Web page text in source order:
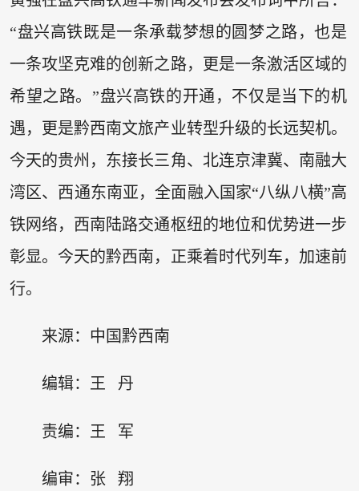
“盘兴高铁既是一条承载梦想的圆梦之路，也是
一条攻坚克难的创新之路，更是一条激活区域的
希望之路。”盘兴高铁的开通，不仅是当下的机
遇，更是黔西南文旅产业转型升级的长远契机。
今天的贵州，东接长三角、北连京津冀、南融大
湾区、西通东南亚，全面融入国家“八纵八横”高
铁网络，西南陆路交通枢纽的地位和优势进一步
彰显。今天的黔西南，正乘着时代列车，加速前
行。
来源：中国黔西南
编辑：王 丹
责编：王 军
编审：张 翔